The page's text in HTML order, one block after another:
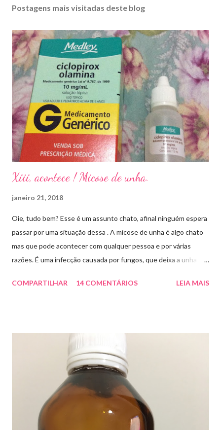
Postagens mais visitadas deste blog
Xiii, acontece ! Micose de unha.
janeiro 21, 2018
Oie, tudo bem? Esse é um assunto chato, afinal ninguém espera
passar por uma situação dessa . A micose de unha é algo chato
mas que pode acontecer com qualquer pessoa e por várias
razões. É uma infecção causada por fungos, que deixa a unha
descolar da pele. As causas mais comuns dessas micoses é por
micose de unha é feito com esmaltes antifúngicos ou remédios
orais ,ou para aplicação local receitados pelo dermatologista. O
tempo para tratamento pode variar de 06 meses a um ano. Para
quem prefere tratamentos caseiros , pode aplicar óleo de cravo
duas vezes ao dia. Eu já passei por isso, pelo uso de muito
sapato fechado e apertado . E utilizei o Ciclopirox olamina que é
um agente antifúngico sintético para tratamento dermatológico
COMPARTILHAR 14 COMENTÁRIOS LEIA MAIS